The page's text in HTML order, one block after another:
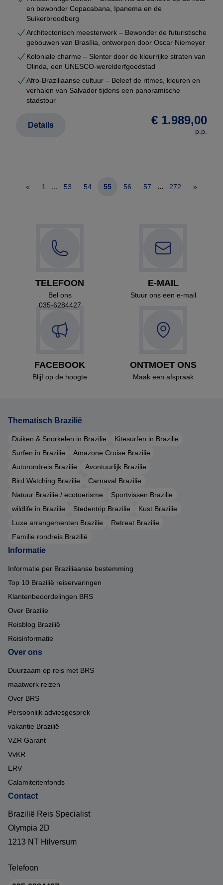
en bewonder Copacabana, Ipanema en de
Suikerbroodberg
Architectonisch meesterwerk – Bewonder de futuristische
gebouwen van Brasília, ontworpen door Oscar Niemeyer
Koloniale charme – Slenter door de kleurrijke straten van
Olinda, een UNESCO-werelderfgoedstad
Afro-Braziliaanse cultuur – Beleef de ritmes, kleuren en
verhalen van Salvador tijdens een panoramische
stadstour
€ 1.989,00
p.p.
Details
« 1 ... 53 54 55 56 57 ... 272 »
TELEFOON
Bel ons
035-6284427
E-MAIL
Stuur ons een e-mail
FACEBOOK
Blijf op de hoogte
ONTMOET ONS
Maak een afspraak
Thematisch Brazilië
Duiken & Snorkelen in Brazilie
Kitesurfen in Brazilie
Surfen in Brazilie
Amazone Cruise Brazilie
Autorondreis Brazilie
Avontuurlijk Brazilie
Bird Watching Brazilie
Carnaval Brazilie
Natuur Brazilie / ecotoerisme
Sportvissen Brazilie
wildlife in Brazilie
Stedentrip Brazilie
Kust Brazilie
Luxe arrangementen Brazilie
Retreat Brazilie
Familie rondreis Brazilië
Informatie
Informatie per Braziliaanse bestemming
Top 10 Brazilië reiservaringen
Klantenbeoordelingen BRS
Over Brazilie
Reisblog Brazilië
Reisinformatie
Over ons
Duurzaam op reis met BRS
maatwerk reizen
Over BRS
Persoonlijk adviesgesprek
vakantie Brazilië
VZR Garant
VvKR
ERV
Calamiteitenfonds
Contact
Brazilië Reis Specialist
Olympia 2D
1213 NT Hilversum
Telefoon